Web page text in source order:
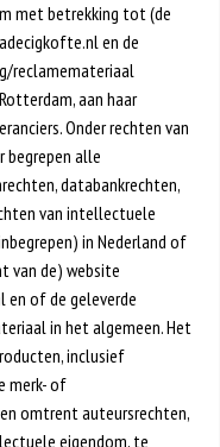
met betrekking tot (de
en de
reclamemateriaal
aan haar
Onder rechten van
begrepen alle
databankrechten,
van intellectuele
in Nederland of
van de) website
of de geleverde
in het algemeen. Het
inclusief
merk- of
omtrent auteursrechten,
eigendom, te